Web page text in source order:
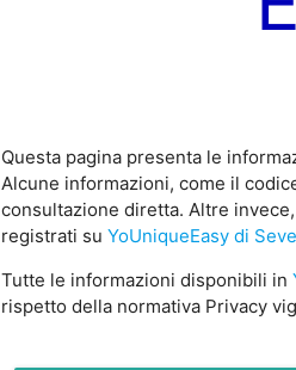
Questa pagina presenta le
Alcune informazioni, come il
consultazione diretta. Altre invece,
registrati su YoUniqueEasy di
Tutte le informazioni disponibili in
rispetto della normativa Privacy